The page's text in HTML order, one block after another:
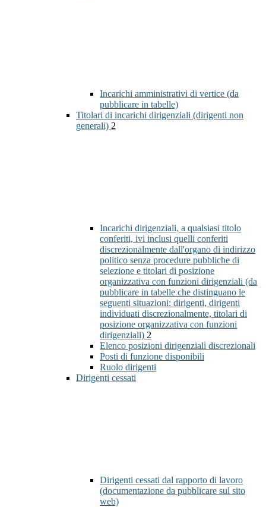
Incarichi amministrativi di vertice (da
pubblicare in tabelle)
Titolari di incarichi dirigenziali (dirigenti non
generali) 2
Incarichi dirigenziali, a qualsiasi titolo
conferiti, ivi inclusi quelli conferiti
discrezionalmente dall'organo di indirizzo
politico senza procedure pubbliche di
selezione e titolari di posizione
organizzativa con funzioni dirigenziali (da
pubblicare in tabelle che distinguano le
seguenti situazioni: dirigenti, dirigenti
individuati discrezionalmente, titolari di
posizione organizzativa con funzioni
dirigenziali) 2
Elenco posizioni dirigenziali discrezionali
Posti di funzione disponibili
Ruolo dirigenti
Dirigenti cessati
Dirigenti cessati dal rapporto di lavoro
(documentazione da pubblicare sul sito
web)